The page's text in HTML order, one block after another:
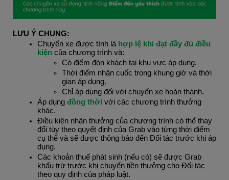
LƯU Ý CHUNG:
Chuyến xe được tính là hợp lệ khi đạt đầy đủ điều
kiện của chương trình và:
Có điểm đón khách tại khu vực áp dụng.
Thời điểm nhận cuốc trong khung giờ và thời
gian áp dụng.
Chỉ áp dụng đối với chuyến xe hoàn thành.
Áp dụng đồng thời với các chương trình thưởng
khác.
Điều kiện nhận thưởng của chương trình có thể thay
đổi tùy theo quyết định của Grab vào từng thời điểm
cụ thể và sẽ được thông báo đến Đối tác trước khi áp
dụng.
Các khoản thuế phát sinh (nếu có) sẽ được Grab
khấu trừ trước khi chuyển tiền thưởng cho Đối tác
theo quy định của pháp luật.